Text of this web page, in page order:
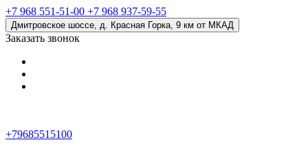
+7 968 551-51-00 +7 968 937-59-55
Дмитровское шоссе, д. Красная Горка, 9 км от МКАД
Заказать звонок
+79685515100